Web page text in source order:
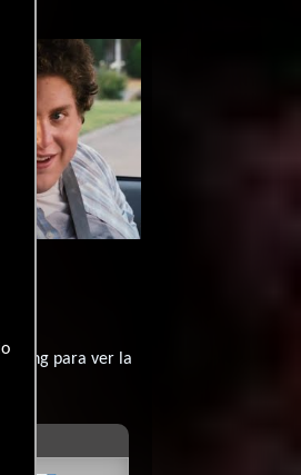
2007-11-22
para ver la